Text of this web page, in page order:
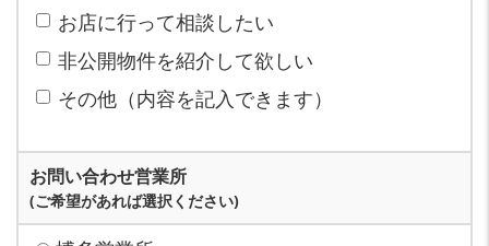
お店に行って相談したい
非公開物件を紹介して欲しい
その他（内容を記入できます）
お問い合わせ営業所
(ご希望があれば選択ください)